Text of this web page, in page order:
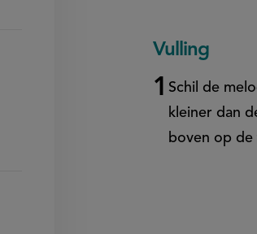
Vulling
Schil de
kleiner dan
boven op